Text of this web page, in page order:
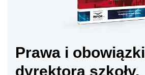
Prawa i obowiązki
dyrektora szkoły.